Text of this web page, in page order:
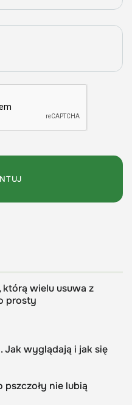
wielu usuwa z
prosty
Jak wyglądają i jak się
nie lubią